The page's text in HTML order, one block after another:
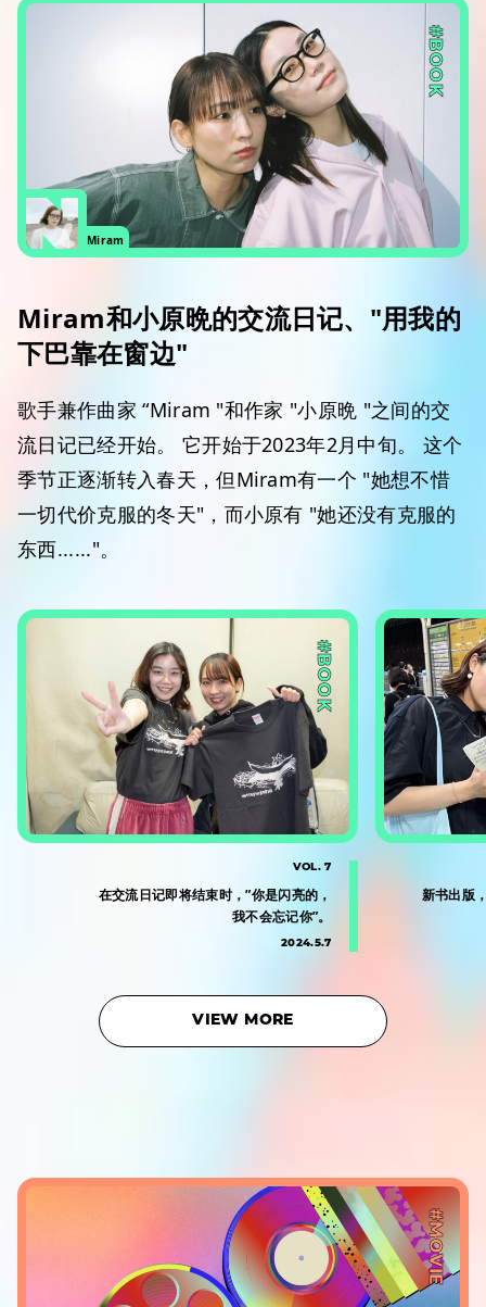
#BOOK
Miram
Miram和小原晩的交流日记、"用我的
下巴靠在窗边"
歌手兼作曲家 “Miram "和作家 "小原晩 "之间的交
流日记已经开始。 它开始于2023年2月中旬。 这个
季节正逐渐转入春天，但Miram有一个 "她想不惜
一切代价克服的冬天"，而小原有 "她还没有克服的
东西......"。
#BOOK
VOL. 7
在交流日记即将结束时，”你是闪亮的，
我不会忘记你”。
2024.5.7
新书出版
VIEW MORE
#MOVIE